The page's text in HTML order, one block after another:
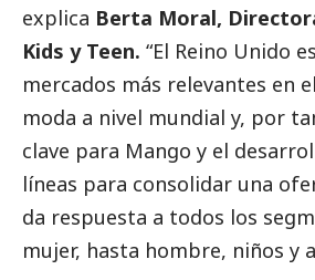
explica Berta Moral,
Kids y Teen. “El Reino Unido
mercados más relevantes en
moda a nivel mundial y, por
clave para Mango y el
líneas para consolidar una
da respuesta a todos los
mujer, hasta hombre, niños y